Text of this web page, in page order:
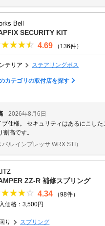
Bell
SECURITY KIT
4.69 （136件）
テリア ステアリングボス
カテゴリの取付店を探す
2026年8月6日
ブ仕様。 セキュリティはあるにこした
高です。
バル インプレッサ WRX STI）
ZZ-R 補修スプリング
4.34
（98件）
価格：3,500円
り スプリング